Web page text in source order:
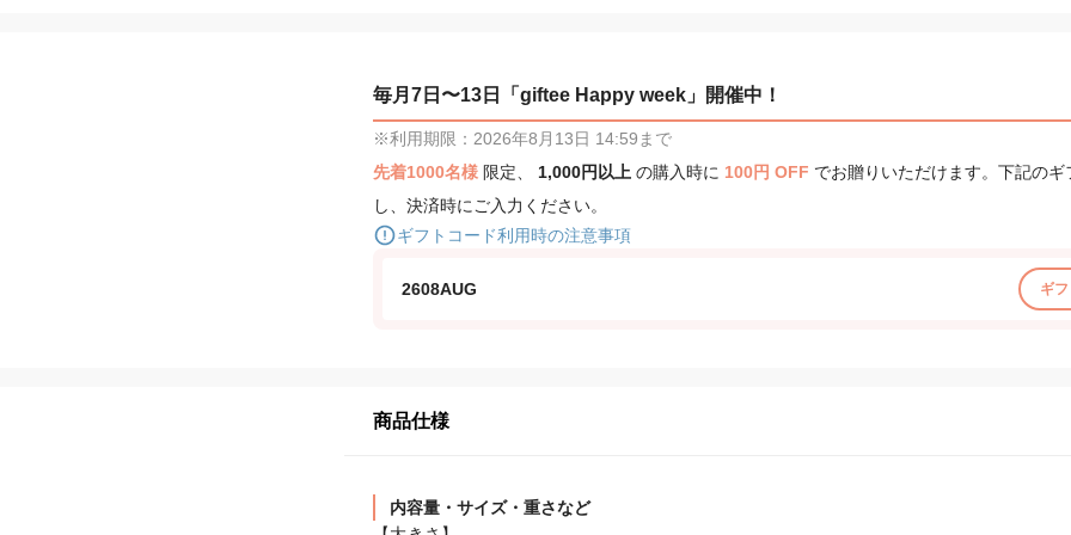
毎月7日〜13日「giftee Happy week」開催中！
※利用期限：2026年8月13日 14:59まで
先着1000名様 限定、 1,000円以上 の購入時に 100円 OFF でお贈りいただけます。下記の
し、決済時にご入力ください。
ギフトコード利用時の注意事項
2608AUG ギ
商品仕様
内容量・サイズ・重さなど